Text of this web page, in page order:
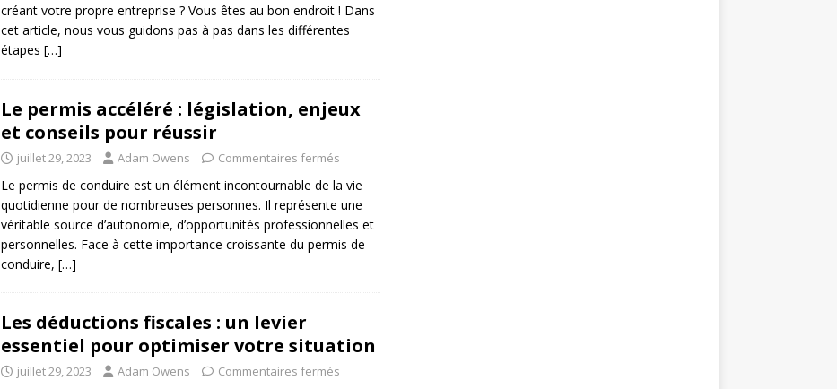
créant votre propre entreprise ? Vous êtes au bon endroit ! Dans
cet article, nous vous guidons pas à pas dans les différentes
étapes […]
Le permis accéléré : législation, enjeux
et conseils pour réussir
juillet 29, 2023 Adam Owens Commentaires fermés
Le permis de conduire est un élément incontournable de la vie
quotidienne pour de nombreuses personnes. Il représente une
véritable source d’autonomie, d’opportunités professionnelles et
personnelles. Face à cette importance croissante du permis de
conduire, […]
Les déductions fiscales : un levier
essentiel pour optimiser votre situation
juillet 29, 2023 Adam Owens Commentaires fermés